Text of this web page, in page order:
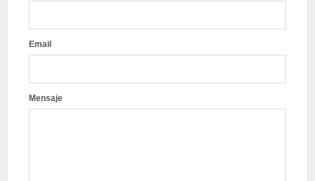
Email
Mensaje